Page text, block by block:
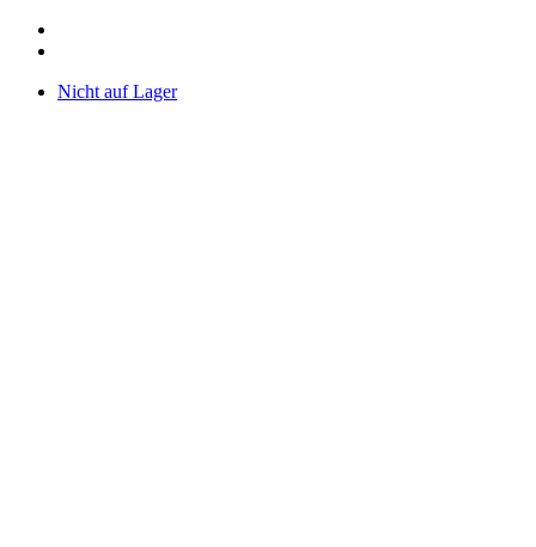
Nicht auf Lager